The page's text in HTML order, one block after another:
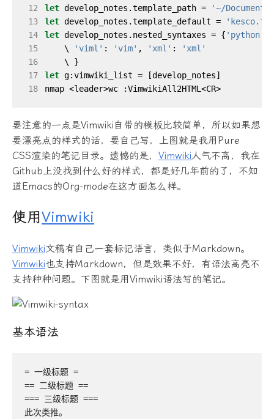
12
let develop_notes.template_path =
'~/
13
let develop_notes.template_default =
14
let develop_notes.nested_syntaxes = { 'python'
15
    \
'viml' : 'vim' , 'xml' :
'xml'
16
17
let g:vimwiki_list =
18
nmap <leader>wc :VimwikiAll2HTML<CR>
要注意的一点是Vimwiki自带的模板比较简单，所以如果想
要漂亮点的样式的话，要自己写，上图就是我用Pure
CSS渲染的笔记目录。遗憾的是， Vimwiki人气不高，我在
Github上没找到什么好的样式，都是好几年前的了，不知
道Emacs的Org-mode在这方面怎么样。
使用Vimwiki
Vimwiki文稿有自己一套标记语言，类似于Markdown。
Vimwiki也支持Markdown，但是效果不好，有语法高亮不
支持种种问题。下图就是用Vimwiki语法写的笔记。
基本语法
= 一级标题 =
== 二级标题 ==
=== 三级标题 ===
此次类推。